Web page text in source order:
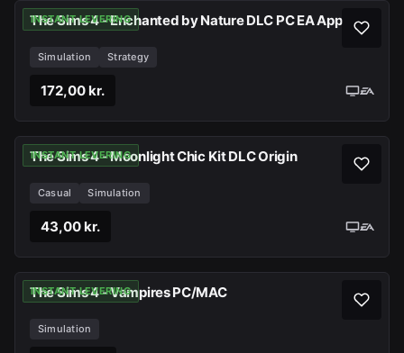
INSTANT LEVERING
The Sims 4 - Enchanted by Nature DLC PC EA App
Simulation Strategy
172,00 kr.
INSTANT LEVERING
The Sims 4 - Moonlight Chic Kit DLC Origin
Casual Simulation
43,00 kr.
INSTANT LEVERING
The Sims 4 - Vampires PC/MAC
Simulation